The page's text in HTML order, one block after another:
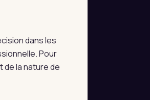
dans les
Pour
la nature de